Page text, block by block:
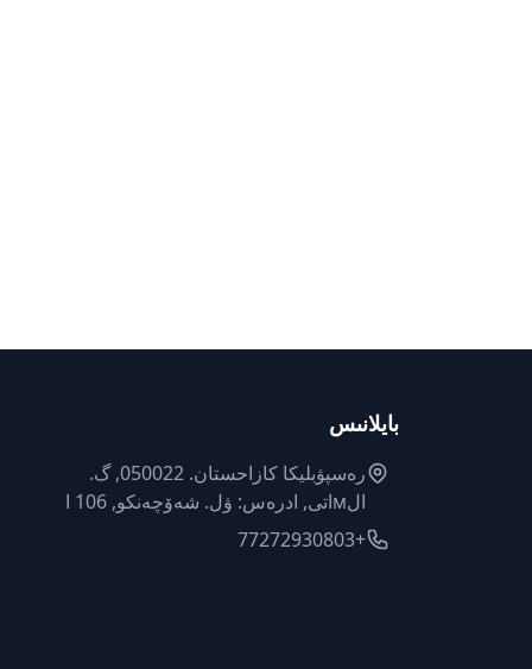
بايلانىس
رەسپۋبليكا كازاحستان. 050022, گ.
الмاتى, ادرەس: ۋل. شەۆچەنكو, 106 ا
+77272930803